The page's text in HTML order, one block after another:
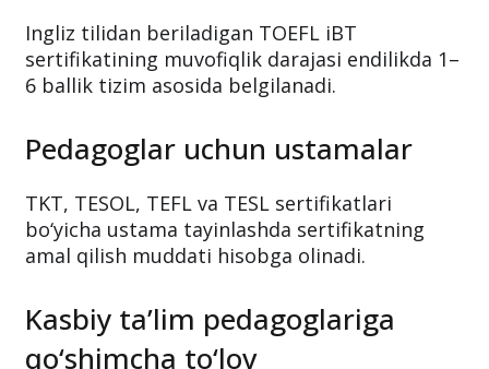
yangilandi
sertifikatining muvofiqlik darajasi endilikda 1–
6 ballik tizim asosida belgilanadi.
Pedagoglar uchun ustamalar
bo‘yicha ustama tayinlashda sertifikatning
amal qilish muddati hisobga olinadi.